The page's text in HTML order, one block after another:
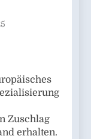
Zuschlag
erhalten.